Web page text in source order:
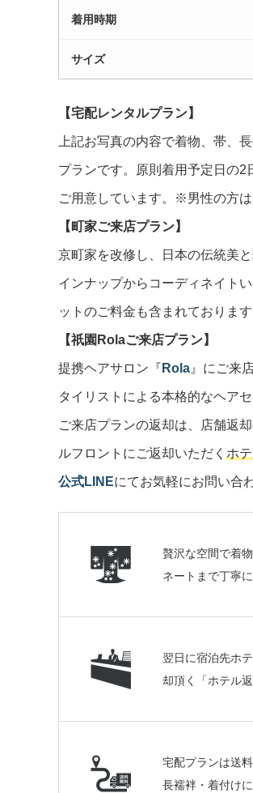
着用時期
サイズ
【宅配レンタルプラン】
上記お写真の内容で着物、帯、
プランです。原則着用予定日の
ご用意しています。※男性の方
【町家ご来店プラン】
京町家を改修し、日本の伝統美
インナップからコーディネイト
ットのご料金も含まれております
【祇園Rolaご来店プラン】
提携ヘアサロン『 Rola 』にご来
タイリストによる本格的なヘア
ご来店プランの返却は、店舗返却
ルフロントにご返却いただく ホ
公式LINEにてお気軽にお問い合
贅沢な空間で着
ネートまで丁寧
翌日に宿泊先ホ
却頂く「ホテル
宅配プランは送
長襦袢・着付け